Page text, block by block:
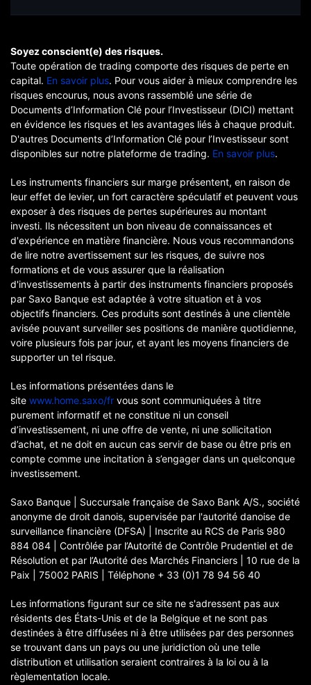
Soyez conscient(e) des risques.
Toute opération de trading comporte des risques de perte en
capital. En savoir plus. Pour vous aider à mieux comprendre les
risques encourus, nous avons rassemblé une série de
Documents d’Information Clé pour l’Investisseur (DICI) mettant
en évidence les risques et les avantages liés à chaque produit.
D'autres Documents d’Information Clé pour l’Investisseur sont
disponibles sur notre plateforme de trading. En savoir plus.
Les instruments financiers sur marge présentent, en raison de
leur effet de levier, un fort caractère spéculatif et peuvent vous
exposer à des risques de pertes supérieures au montant
investi. Ils nécessitent un bon niveau de connaissances et
d'expérience en matière financière. Nous vous recommandons
de lire notre avertissement sur les risques, de suivre nos
formations et de vous assurer que la réalisation
d'investissements à partir des instruments financiers proposés
par Saxo Banque est adaptée à votre situation et à vos
objectifs financiers. Ces produits sont destinés à une clientèle
avisée pouvant surveiller ses positions de manière quotidienne,
voire plusieurs fois par jour, et ayant les moyens financiers de
supporter un tel risque.
Les informations présentées dans le
site www.home.saxo/fr vous sont communiquées à titre
purement informatif et ne constitue ni un conseil
d’investissement, ni une offre de vente, ni une sollicitation
d’achat, et ne doit en aucun cas servir de base ou être pris en
compte comme une incitation à s’engager dans un quelconque
investissement.
Saxo Banque | Succursale française de Saxo Bank A/S., société
anonyme de droit danois, supervisée par l'autorité danoise de
surveillance financière (DFSA) | Inscrite au RCS de Paris 980
884 084 | Contrôlée par l’Autorité de Contrôle Prudentiel et de
Résolution et par l’Autorité des Marchés Financiers | 10 rue de la
Paix | 75002 PARIS | Téléphone + 33 (0)1 78 94 56 40
Les informations figurant sur ce site ne s'adressent pas aux
résidents des États-Unis et de la Belgique et ne sont pas
destinées à être diffusées ni à être utilisées par des personnes
se trouvant dans un pays ou une juridiction où une telle
distribution et utilisation seraient contraires à la loi ou à la
règlementation locale.